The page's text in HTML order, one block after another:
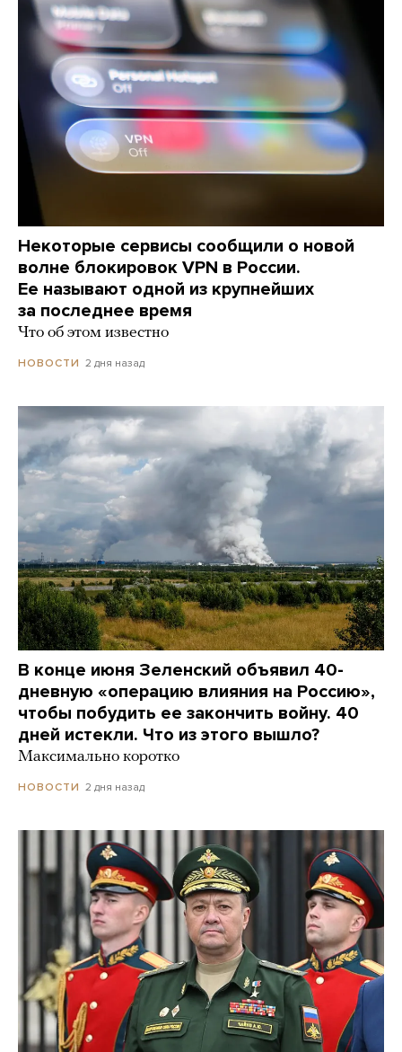
Некоторые сервисы сообщили о новой
волне блокировок VPN в России.
Ее называют одной из крупнейших
за последнее время
Что об этом известно
НОВОСТИ 2 дня назад
В конце июня Зеленский объявил 40-
дневную «операцию влияния на Россию»,
чтобы побудить ее закончить войну. 40
дней истекли. Что из этого вышло?
Максимально коротко
НОВОСТИ 2 дня назад